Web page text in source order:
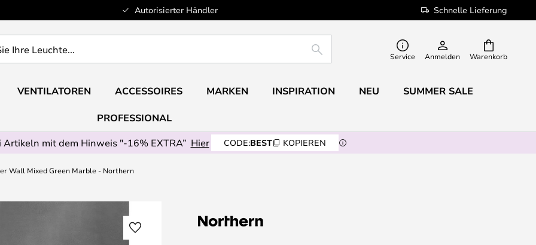
Autorisierter Händler Schnelle Lieferung
Warenkorb
SUCHE Service Anmelden
VENTILATOREN ACCESSOIRES MARKEN INSPIRATION NEU SUMMER SALE
PROFESSIONAL
mit dem Hinweis "-16% EXTRA” Hier CODE:BEST KOPIEREN
Wall Mixed Green Marble - Northern